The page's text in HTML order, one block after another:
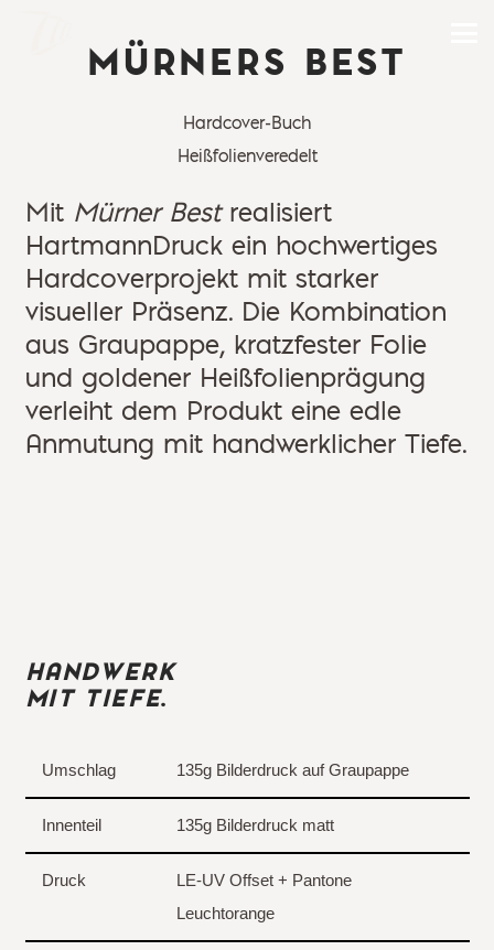
MÜRNERS BEST
Hardcover-Buch
Heißfolienveredelt
Mit Mürner Bestrealisiert
HartmannDruck ein hochwertiges
Hardcoverprojekt mit starker
visueller Präsenz. Die Kombination
aus Graupappe, kratzfester Folie
und goldener Heißfolienprägung
verleiht dem Produkt eine edle
Anmutung mit handwerklicher Tiefe.
HANDWERK
MIT TIEFE.
Umschlag 135g Bilderdruck auf Graupappe
Innenteil 135g Bilderdruck matt
Druck
LE-UV Offset + Pantone
Leuchtorange